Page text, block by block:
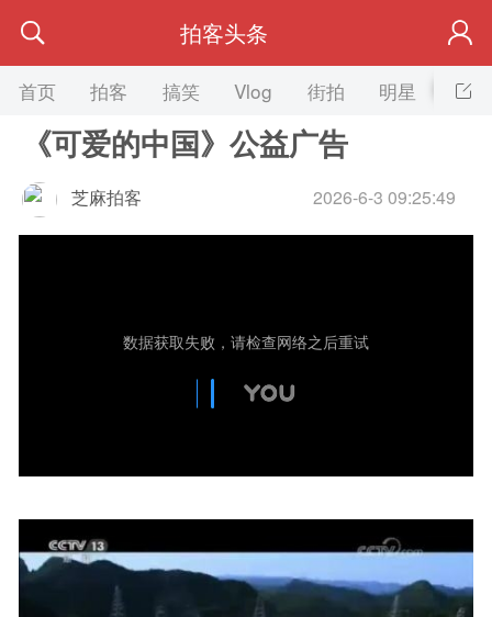
拍客头条
首页 拍客 搞笑 Vlog 街拍 明星 美女
《可爱的中国》公益广告
芝麻拍客 2026-6-3 09:25:49